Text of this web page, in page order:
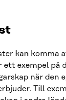
kan komma
ett exempel på
när den
Till